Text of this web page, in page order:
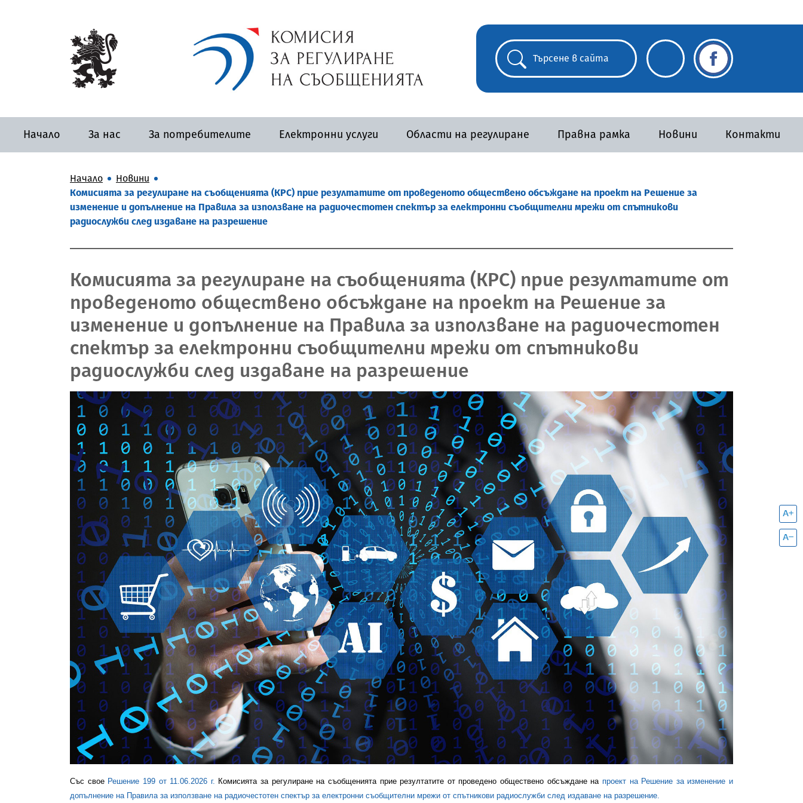
Начало За нас За потребителите Електронни услуги Области на регулиране Правна рамка Новини Контакти
Начало
Новини
Комисията за регулиране на съобщенията (КРС) прие резултатите от проведеното обществено обсъждане на проект на Решение за
изменение и допълнение на Правила за използване на радиочестотен спектър за електронни съобщителни мрежи от спътникови
радиослужби след издаване на разрешение
Комисията за регулиране на съобщенията (КРС) прие резултатите от
проведеното обществено обсъждане на проект на Решение за
изменение и допълнение на Правила за използване на радиочестотен
спектър за електронни съобщителни мрежи от спътникови
радиослужби след издаване на разрешение
Със свое Решение 199 от 11.06.2026 г. Комисията за регулиране на съобщенията прие резултатите от проведено обществено обсъждане на проект на Решение за изменение и
допълнение на Правила за използване на радиочестотен спектър за електронни съобщителни мрежи от спътникови радиослужби след издаване на разрешение.